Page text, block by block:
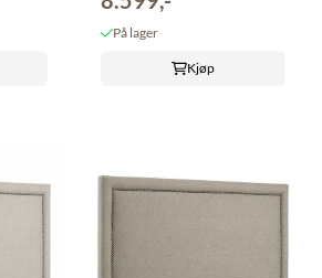
På lager
Kjøp